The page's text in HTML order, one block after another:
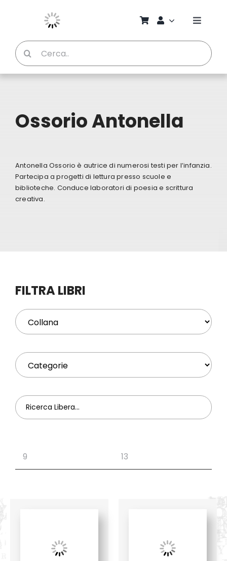
Toggle
Chi
Profilo
Cerca
per:
Ossorio Antonella
Antonella Ossorio è autrice di numerosi testi per l’infanzia.
Partecipa a progetti di lettura presso scuole e
biblioteche. Conduce laboratori di poesia e scrittura
creativa.
FILTRA LIBRI